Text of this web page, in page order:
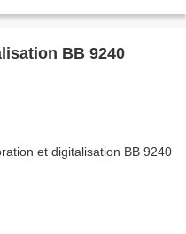
BB 9240